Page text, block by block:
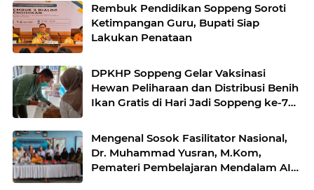
Rembuk Pendidikan Soppeng Soroti
Ketimpangan Guru, Bupati Siap
Lakukan Penataan
DPKHP Soppeng Gelar Vaksinasi
Hewan Peliharaan dan Distribusi Benih
Ikan Gratis di Hari Jadi Soppeng ke-765
Mengenal Sosok Fasilitator Nasional,
Dr. Muhammad Yusran, M.Kom,
Pemateri Pembelajaran Mendalam AI